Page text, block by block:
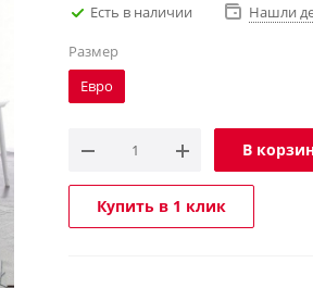
Есть в наличии
Нашли
Размер
Евро
В
Купить в 1 клик